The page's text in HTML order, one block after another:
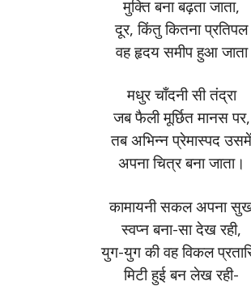
मुक्ति बना बढ़ता जाता,
दूर, किंतु कितना प्रतिपल
वह हृदय समीप हुआ जाता
मधुर चाँदनी सी तंद्रा
जब फैली मूर्छित मानस पर,
तब अभिन्न प्रेमास्पद उसमें
अपना चित्र बना जाता।
कामायनी सकल अपना
स्वप्न बना-सा देख रही,
युग-युग की वह विकल
मिटी हुई बन लेख रही-